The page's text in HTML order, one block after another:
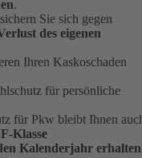
.
Sie sich gegen
des eigenen
Ihren Kaskoschaden
für persönliche
für Pkw bleibt Ihnen
Klasse
Kalenderjahr erhalten